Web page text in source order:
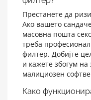
Престанете да
Ако вашето
масовна пошта
треба
филтер. Добијте
и кажете збогум
малициозен
Како